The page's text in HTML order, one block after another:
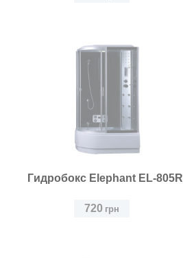
Гидробокс Elephant EL-805R
720 грн